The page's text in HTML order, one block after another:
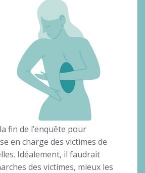
fin de l’enquête pour
en charge des victimes de
Idéalement, il faudrait
des victimes, mieux les